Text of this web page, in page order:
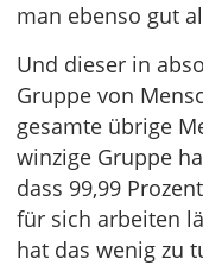
man ebenso gut
Und dieser in
Gruppe von
gesamte übrige
winzige Gruppe
dass 99,99
für sich arbeiten
hat das wenig zu